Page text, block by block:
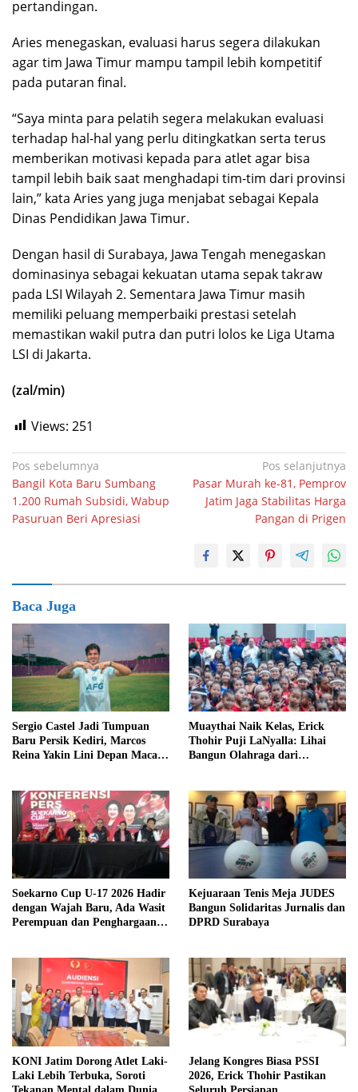
pertandingan.
Aries menegaskan, evaluasi harus segera dilakukan
agar tim Jawa Timur mampu tampil lebih kompetitif
pada putaran final.
“Saya minta para pelatih segera melakukan evaluasi
terhadap hal-hal yang perlu ditingkatkan serta terus
memberikan motivasi kepada para atlet agar bisa
tampil lebih baik saat menghadapi tim-tim dari provinsi
lain,” kata Aries yang juga menjabat sebagai Kepala
Dinas Pendidikan Jawa Timur.
Dengan hasil di Surabaya, Jawa Tengah menegaskan
dominasinya sebagai kekuatan utama sepak takraw
pada LSI Wilayah 2. Sementara Jawa Timur masih
memiliki peluang memperbaiki prestasi setelah
memastikan wakil putra dan putri lolos ke Liga Utama
LSI di Jakarta.
(zal/min)
Views: 251
Navigasi
pos
Pos sebelumnya
Bangil Kota Baru Sumbang
1.200 Rumah Subsidi, Wabup
Pasuruan Beri Apresiasi
Pos selanjutnya
Pasar Murah ke-81, Pemprov
Jatim Jaga Stabilitas Harga
Pangan di Prigen
Baca Juga
Sergio Castel Jadi Tumpuan
Baru Persik Kediri, Marcos
Reina Yakin Lini Depan Macan
Muaythai Naik Kelas, Erick
Thohir Puji LaNyalla: Lihai
Bangun Olahraga dari
Soekarno Cup U-17 2026 Hadir
dengan Wajah Baru, Ada Wasit
Perempuan dan Penghargaan
Kejuaraan Tenis Meja JUDES
Bangun Solidaritas Jurnalis dan
DPRD Surabaya
KONI Jatim Dorong Atlet Laki-
Laki Lebih Terbuka, Soroti
Jelang Kongres Biasa PSSI
2026, Erick Thohir Pastikan